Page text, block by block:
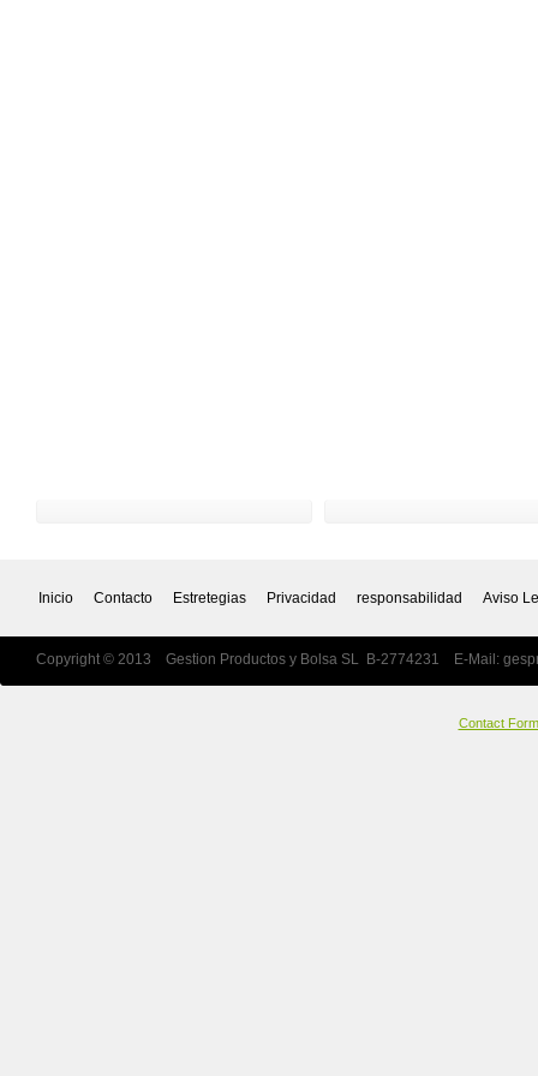
Inicio Contacto Estretegias Privacidad responsabilidad Aviso
Copyright © 2013 Gestion Productos y Bolsa SL B-2774231 E-Mail:
Contact Form